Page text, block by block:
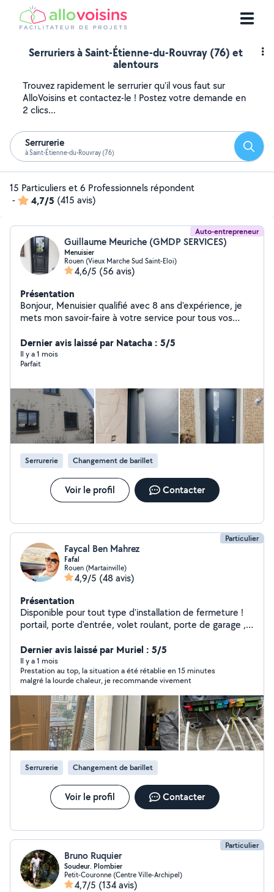
Serruriers à Saint-Étienne-du-Rouvray (76) et
alentours
Trouvez rapidement le serrurier qu'il vous faut sur
AlloVoisins et contactez-le ! Postez votre demande en
2 clics...
Serrurerie
à Saint-Étienne-du-Rouvray (76)
15 Particuliers et 6 Professionnels répondent
-
4,7/5 (415 avis)
Auto-entrepreneur
Guillaume Meuriche (GMDP SERVICES)
Menuisier
Rouen (Vieux Marche Sud Saint-Eloi)
4,6/5 (56 avis)
Présentation
Bonjour, Menuisier qualifié avec 8 ans d'expérience, je
mets mon savoir-faire à votre service pour tous vos
ouverture de porte Pose et réparation de volets
roulants/battants Installation de portes d'entrée Pose
de fenêtres Installation de portes de garage Pose de
Intervention rapide, travail propre et tarifs raisonnables.
N'hésitez pas à me contacter pour plus d'informations
ou un devis. À bientôt
Dernier avis laissé par Natacha : 5/5
Il y a 1 mois
Parfait
Serrurerie Changement de barillet
Voir le profil Contacter
Particulier
Faycal Ben Mahrez
Fafal
Rouen (Martainville)
4,9/5 (48 avis)
Présentation
Disponible pour tout type d'installation de fermeture !
portail, porte d'entrée, volet roulant, porte de garage ,
fenêtre volet portail porte etc
Dernier avis laissé par Muriel : 5/5
Il y a 1 mois
Prestation au top, la situation a été rétablie en 15 minutes
malgré la lourde chaleur, je recommande vivement
Serrurerie Changement de barillet
Voir le profil Contacter
Particulier
Bruno Ruquier
Soudeur. Plombier
Petit-Couronne (Centre Ville-Archipel)
4,7/5 (134 avis)